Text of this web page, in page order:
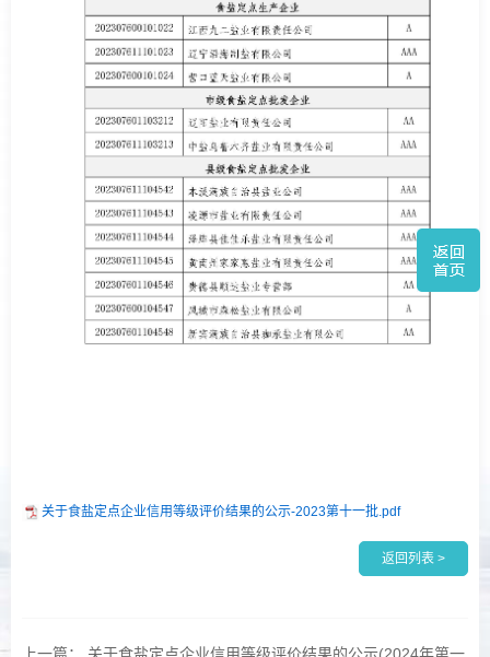
关于食盐定点企业信用等级评价结果的公示-2023第十一批.pdf
返回列表 >